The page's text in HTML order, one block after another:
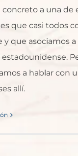
concreto a una de
que casi todos
que asociamos a
a hablar con
allí.